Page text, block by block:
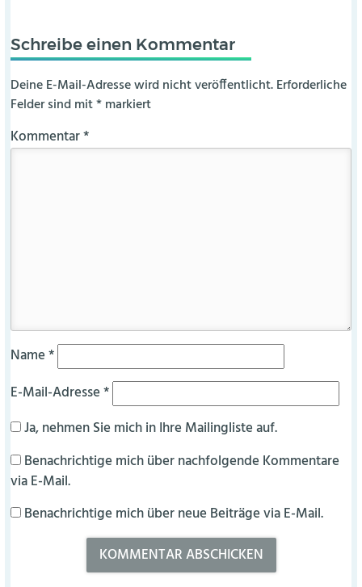
Schreibe einen Kommentar
Deine E-Mail-Adresse wird nicht veröffentlicht. Erforderliche
Felder sind mit*markiert
Kommentar*
Name*
E-Mail-Adresse*
Ja, nehmen Sie mich in Ihre Mailingliste auf.
Benachrichtige mich über nachfolgende Kommentare
via E-Mail.
Benachrichtige mich über neue Beiträge via E-Mail.